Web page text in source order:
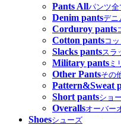
Pants Allパンツ全
Denim pantsデニ
Corduroy pants
Cotton pantsコ
Slacks pantsスラ
Military pants ミ
Other Pantsその
Pattern&Sweat
Short pantsショ
Overallsオーバー
Shoesシューズ